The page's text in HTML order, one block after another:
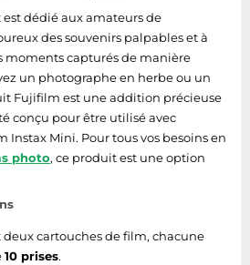
dédié aux amateurs de
des souvenirs palpables et à
moments capturés de manière
un photographe en herbe ou un
Fujifilm est une addition précieuse
conçu pour être utilisé avec
Mini. Pour tous vos besoins en
photo, ce produit est une option
cartouches de film, chacune
10 prises.